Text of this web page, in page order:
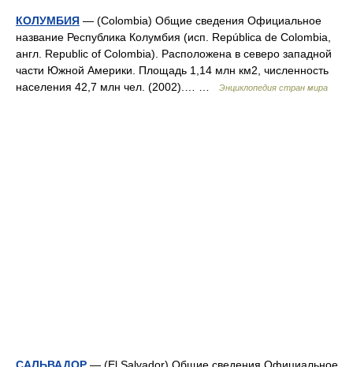
КОЛУМБИЯ — (Colombia) Общие сведения Официальное
название Республика Колумбия (исп. República de Colombia,
англ. Republic of Colombia). Расположена в северо западной
части Южной Америки. Площадь 1,14 млн км2, численность
населения 42,7 млн чел. (2002).… …
Энциклопедия стран мира